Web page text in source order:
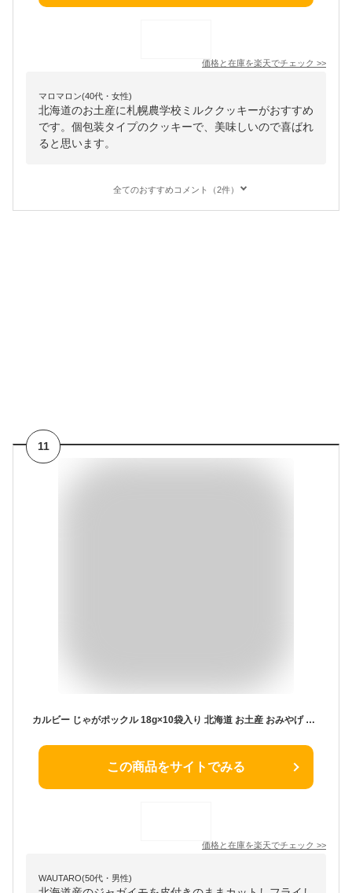
価格と在庫を楽天でチェック >>
マロマロン(40代・女性)
北海道のお土産に札幌農学校ミルククッキーがおすすめ
です。個包装タイプのクッキーで、美味しいので喜ばれ
ると思います。
全てのおすすめコメント（2件）
11
カルビー じゃがポックル 18g×10袋入り 北海道 お土産 おみやげ お菓子 スナック じゃがいも 北海道限定 おすすめ ギフト プレゼント
この商品をサイトでみる
価格と在庫を楽天でチェック >>
WAUTARO(50代・男性)